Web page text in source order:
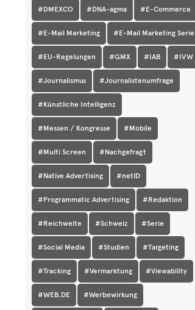
#DMEXCO #DNA-agma #E-Commerce
#E-Mail Marketing #E-Mail Marketing Serie
#EU-Regelungen #GMX #IAB #IVW
#Journalismus #Journalistenumfrage
#Künstliche Intelligenz
#Messen / Kongresse #Mobile
#Multi Screen #Nachgefragt
#Native Advertising #netID
#Programmatic Advertising #Redaktion
#Reichweite #Schweiz #Serie
#Social Media #Studien #Targeting
#Tracking #Vermarktung #Viewability
#WEB.DE #Werbewirkung